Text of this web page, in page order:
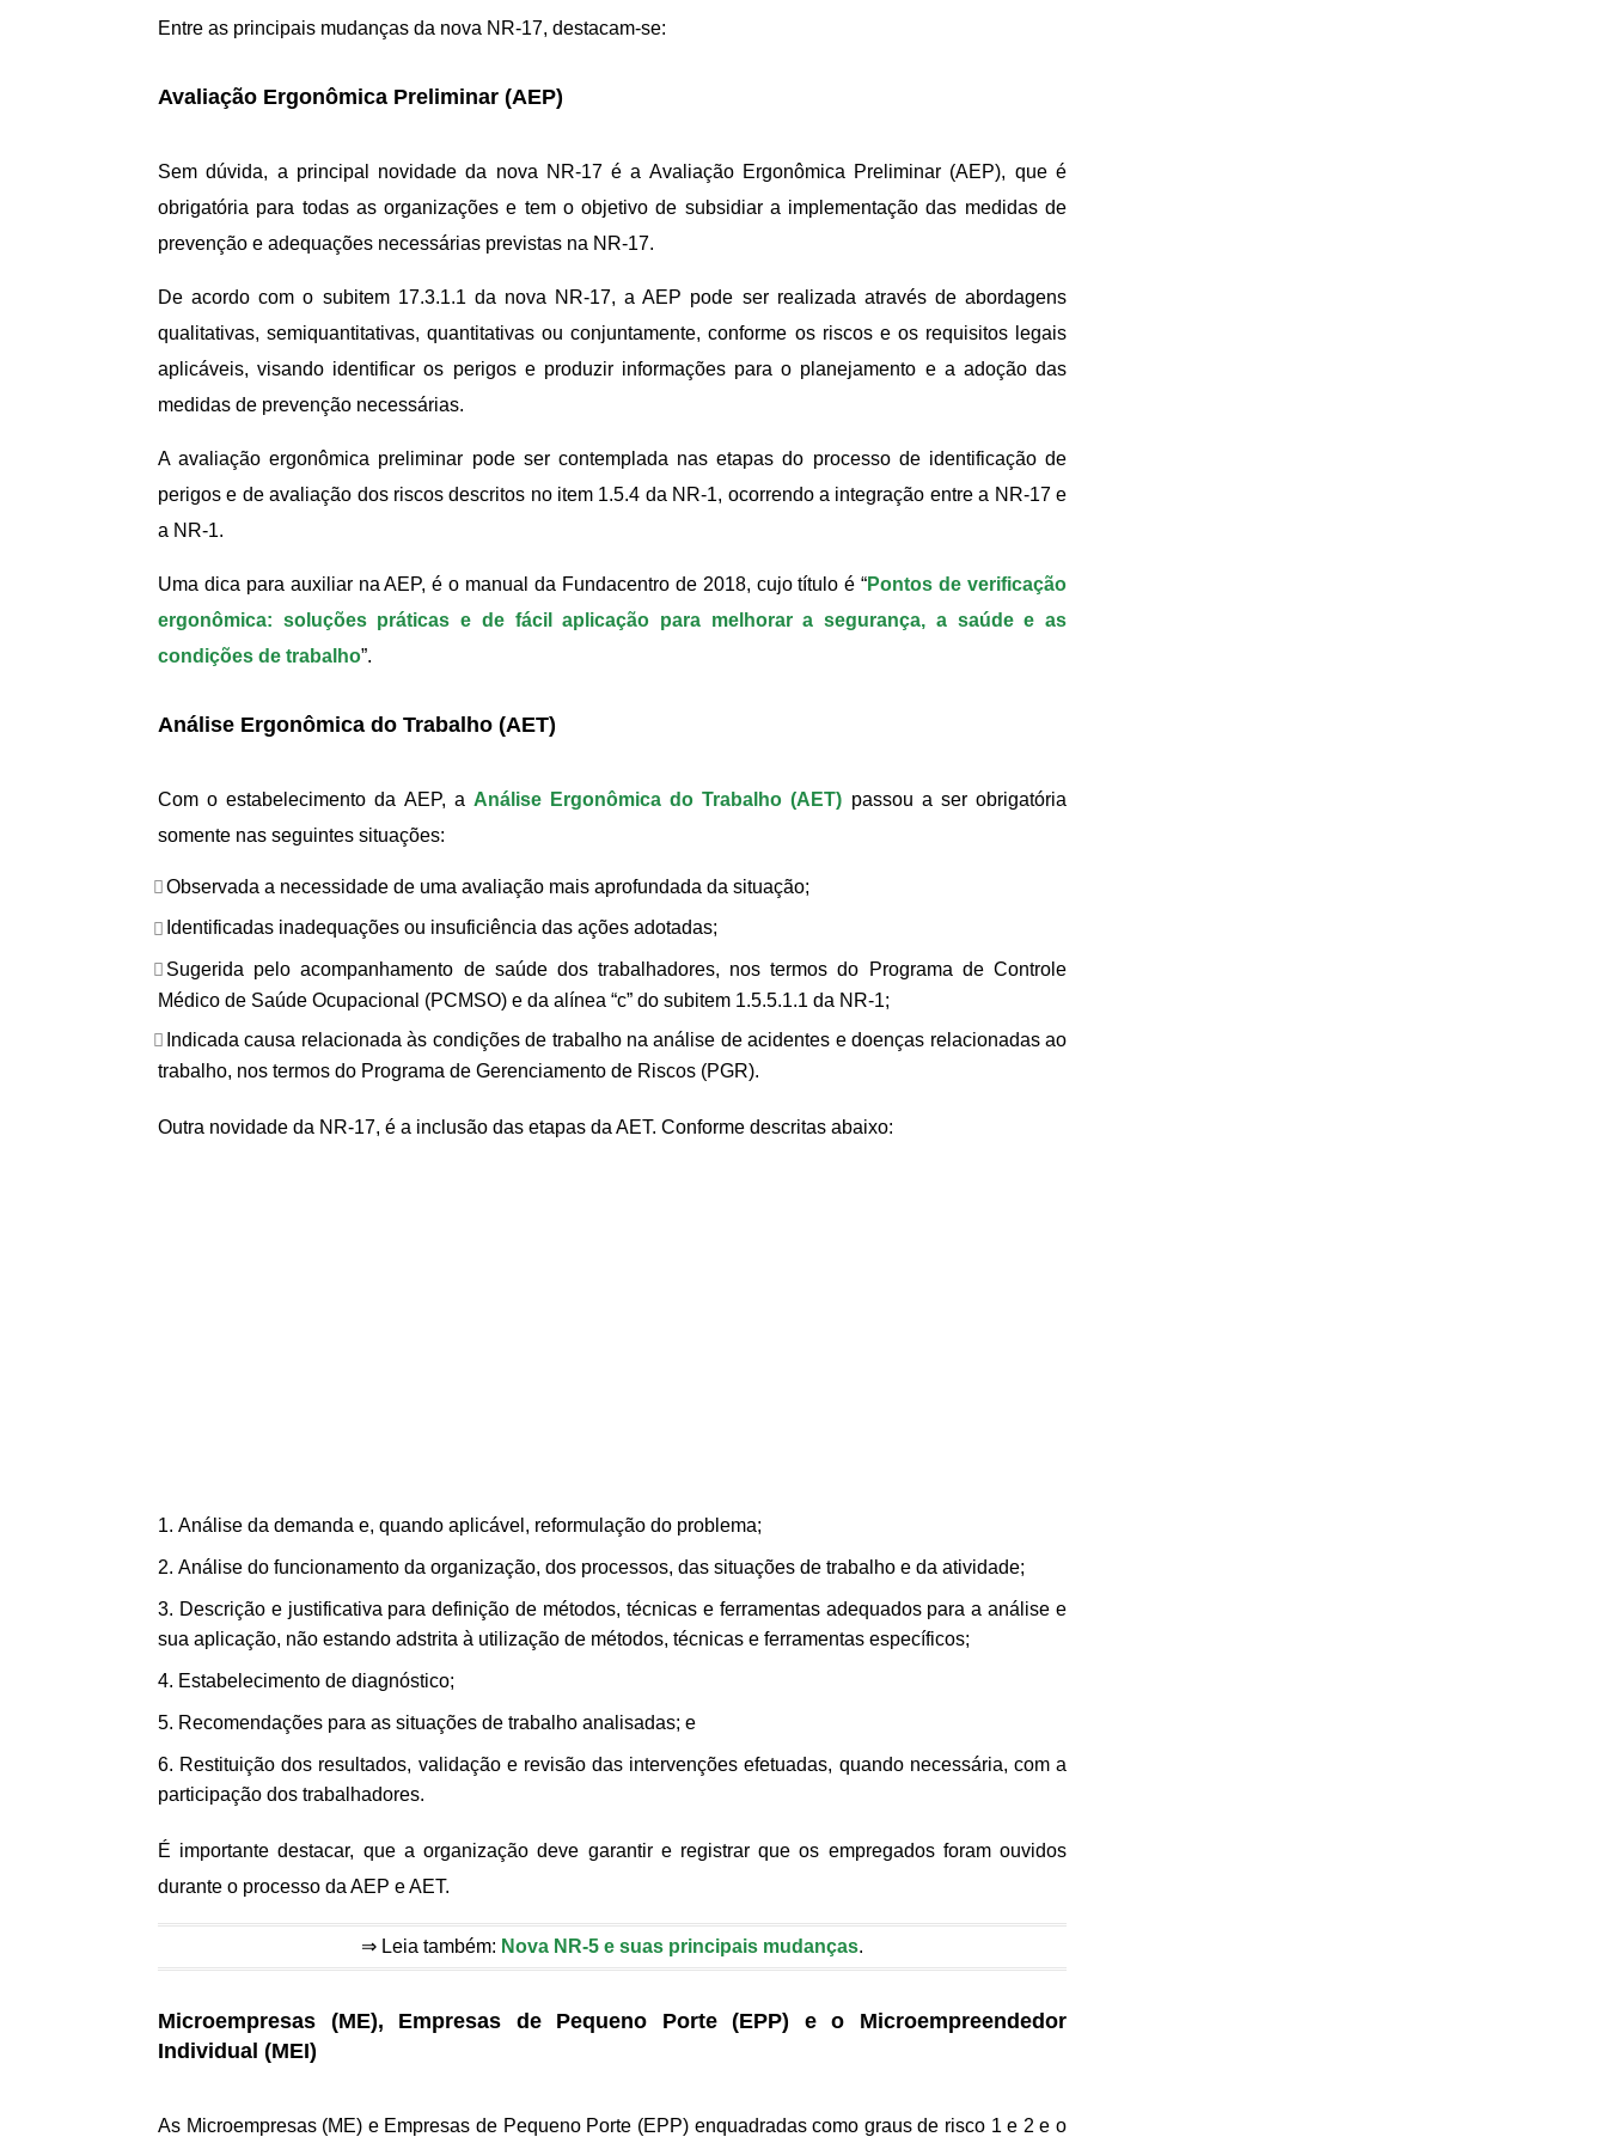
Entre as principais mudanças da nova NR-17, destacam-se:
Avaliação Ergonômica Preliminar (AEP)
Sem dúvida, a principal novidade da nova NR-17 é a Avaliação Ergonômica Preliminar (AEP), que é
obrigatória para todas as organizações e tem o objetivo de subsidiar a implementação das medidas de
prevenção e adequações necessárias previstas na NR-17.
De acordo com o subitem 17.3.1.1 da nova NR-17, a AEP pode ser realizada através de abordagens
qualitativas, semiquantitativas, quantitativas ou conjuntamente, conforme os riscos e os requisitos legais
aplicáveis, visando identificar os perigos e produzir informações para o planejamento e a adoção das
medidas de prevenção necessárias.
A avaliação ergonômica preliminar pode ser contemplada nas etapas do processo de identificação de
perigos e de avaliação dos riscos descritos no item 1.5.4 da NR-1, ocorrendo a integração entre a NR-17 e
a NR-1.
Uma dica para auxiliar na AEP, é o manual da Fundacentro de 2018, cujo título é “Pontos de verificação
ergonômica: soluções práticas e de fácil aplicação para melhorar a segurança, a saúde e as
condições de trabalho”.
Análise Ergonômica do Trabalho (AET)
Com o estabelecimento da AEP, a Análise Ergonômica do Trabalho (AET) passou a ser obrigatória
somente nas seguintes situações:
Observada a necessidade de uma avaliação mais aprofundada da situação;
Identificadas inadequações ou insuficiência das ações adotadas;
Sugerida pelo acompanhamento de saúde dos trabalhadores, nos termos do Programa de Controle
Médico de Saúde Ocupacional (PCMSO) e da alínea “c” do subitem 1.5.5.1.1 da NR-1;
Indicada causa relacionada às condições de trabalho na análise de acidentes e doenças relacionadas ao
trabalho, nos termos do Programa de Gerenciamento de Riscos (PGR).
Outra novidade da NR-17, é a inclusão das etapas da AET. Conforme descritas abaixo:
Análise da demanda e, quando aplicável, reformulação do problema;
Análise do funcionamento da organização, dos processos, das situações de trabalho e da atividade;
Descrição e justificativa para definição de métodos, técnicas e ferramentas adequados para a análise e
sua aplicação, não estando adstrita à utilização de métodos, técnicas e ferramentas específicos;
Estabelecimento de diagnóstico;
Recomendações para as situações de trabalho analisadas; e
Restituição dos resultados, validação e revisão das intervenções efetuadas, quando necessária, com a
participação dos trabalhadores.
É importante destacar, que a organização deve garantir e registrar que os empregados foram ouvidos
durante o processo da AEP e AET.
⇒ Leia também: Nova NR-5 e suas principais mudanças.
Microempresas (ME), Empresas de Pequeno Porte (EPP) e o Microempreendedor
Individual (MEI)
As Microempresas (ME) e Empresas de Pequeno Porte (EPP) enquadradas como graus de risco 1 e 2 e o